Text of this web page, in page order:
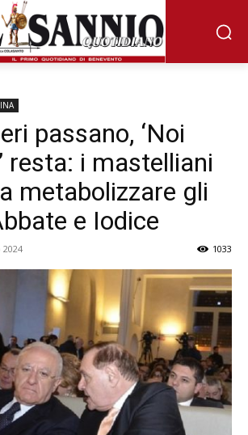
passano, ‘Noi
resta: i mastelliani
metabolizzare gli
e Iodice
1033